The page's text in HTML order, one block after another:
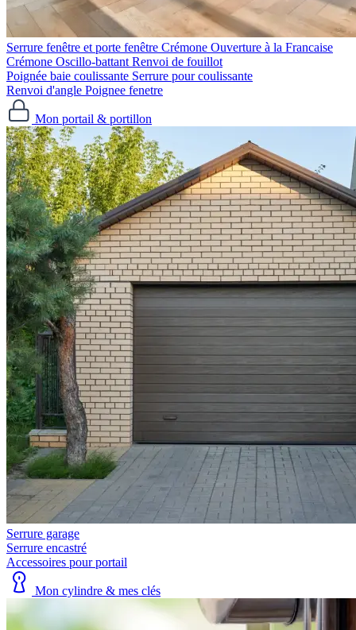
Serrure fenêtre et porte fenêtre
Crémone Ouverture à la Francaise
Crémone Oscillo-battant Renvoi de fouillot
Poignée baie coulissante Serrure pour coulissante
Renvoi d'angle Poignee fenetre
Mon portail & portillon
Serrure garage
Serrure encastré
Accessoires pour portail
Mon cylindre & mes clés